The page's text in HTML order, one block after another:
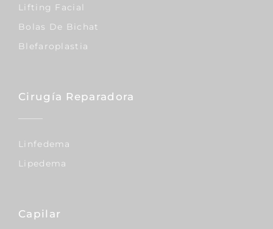
Lifting Facial
Bolas De Bichat
Blefaroplastia
Cirugía Reparadora
Linfedema
Lipedema
Capilar